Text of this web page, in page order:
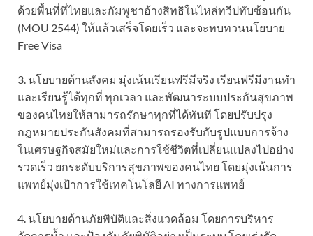
ด้วยพื้นที่ที่ไทยและกัมพูชาอ้างสิทธิในไหล่ทวีปทับซ้อนกัน
(MOU 2544) ให้แล้วเสร็จโดยเร็ว และจะทบทวนนโยบาย
Free Visa
3. นโยบายด้านสังคม มุ่งเน้นเรียนฟรีมีจริง เรียนฟรีมีงานทำ
และเรียนรู้ได้ทุกที่ ทุกเวลา และพัฒนาระบบประกันสุขภาพ
ของคนไทยให้สามารถรักษาทุกที่ได้ทันที โดยปรับปรุง
กฎหมายประกันสังคมที่สามารถรองรับกับรูปแบบการจ้าง
ในเศรษฐกิจสมัยใหม่และการใช้ชีวิตที่เปลี่ยนแปลงไปอย่าง
รวดเร็ว ยกระดับบริการสุขภาพของคนไทย โดยมุ่งเน้นการ
แพทย์มุ่งเป้าการใช้เทคโนโลยี AI ทางการแพทย์
4. นโยบายด้านภัยพิบัติและสิ่งแวดล้อม โดยการบริหาร